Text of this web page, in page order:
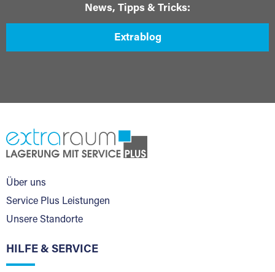
News, Tipps & Tricks:
Extrablog
Über uns
Service Plus Leistungen
Unsere Standorte
HILFE & SERVICE